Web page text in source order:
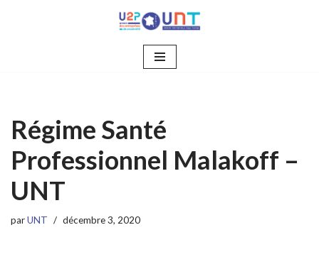
Régime Santé
Professionnel Malakoff –
UNT
parUNT décembre 3, 2020